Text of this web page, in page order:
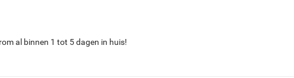
al binnen 1 tot 5 dagen in huis!